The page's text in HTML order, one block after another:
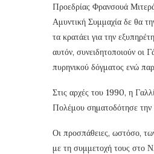
Προεδρίας Φρανσουά
Αμυντική Συμμαχία δε θα
τα κρατάει για την
αυτόν, συνειδητοποιούν οι
πυρηνικού δόγματος ενώ
Στις αρχές του 1990, η
Πολέμου σηματοδότησε την
Οι προσπάθειες, ωστόσο,
με τη συμμετοχή τους στο